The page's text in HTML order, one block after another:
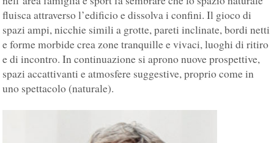
fluisca attraverso l’edificio e dissolva i confini. Il gioco di
spazi ampi, nicchie simili a grotte, pareti inclinate, bordi netti
e forme morbide crea zone tranquille e vivaci, luoghi di ritiro
e di incontro. In continuazione si aprono nuove prospettive,
spazi accattivanti e atmosfere suggestive, proprio come in
uno spettacolo (naturale).